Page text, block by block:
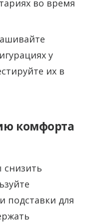
во время
у
их в
комфорта
подставки для